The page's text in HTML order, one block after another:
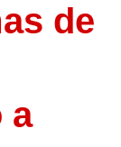
de
a